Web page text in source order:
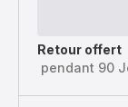
Retour offert
pendant 90